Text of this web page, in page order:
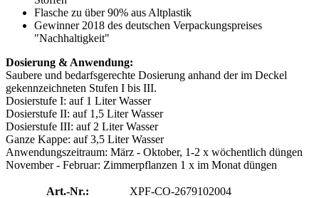
Flasche zu über 90% aus Altplastik
Gewinner 2018 des deutschen Verpackungspreises
"Nachhaltigkeit"
Dosierung & Anwendung:
Saubere und bedarfsgerechte Dosierung anhand der im Deckel
gekennzeichneten Stufen I bis III.
Dosierstufe I: auf 1 Liter Wasser
Dosierstufe II: auf 1,5 Liter Wasser
Dosierstufe III: auf 2 Liter Wasser
Ganze Kappe: auf 3,5 Liter Wasser
Anwendungszeitraum: März - Oktober, 1-2 x wöchentlich düngen
November - Februar: Zimmerpflanzen 1 x im Monat düngen
Art.-Nr.:
XPF-CO-2679102004